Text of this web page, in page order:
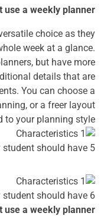
use a weekly planner?
choice as they
week at a glance.
but have more
details that are
You can choose a
or a freer layout
to your planning style.
student should have 5
student should have 6
use a weekly planner?